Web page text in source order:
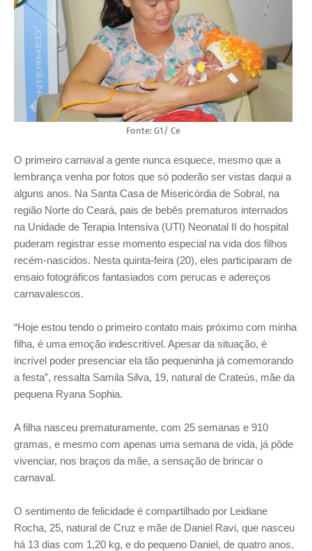
Fonte: G1/ Ce
O primeiro carnaval a gente nunca esquece, mesmo que a
lembrança venha por fotos que só poderão ser vistas daqui a
alguns anos. Na Santa Casa de Misericórdia de Sobral, na
região Norte do Ceará, pais de bebês prematuros internados
na Unidade de Terapia Intensiva (UTI) Neonatal II do hospital
puderam registrar esse momento especial na vida dos filhos
recém-nascidos. Nesta quinta-feira (20), eles participaram de
ensaio fotográficos fantasiados com perucas e adereços
carnavalescos.
“Hoje estou tendo o primeiro contato mais próximo com minha
filha, é uma emoção indescritível. Apesar da situação, é
incrível poder presenciar ela tão pequeninha já comemorando
a festa”, ressalta Samila Silva, 19, natural de Crateús, mãe da
pequena Ryana Sophia.
A filha nasceu prematuramente, com 25 semanas e 910
gramas, e mesmo com apenas uma semana de vida, já pôde
vivenciar, nos braços da mãe, a sensação de brincar o
carnaval.
O sentimento de felicidade é compartilhado por Leidiane
Rocha, 25, natural de Cruz e mãe de Daniel Ravi, que nasceu
há 13 dias com 1,20 kg, e do pequeno Daniel, de quatro anos.